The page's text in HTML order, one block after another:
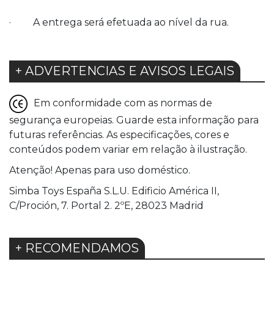
· A entrega será efetuada ao nível da rua.
+ ADVERTENCIAS E AVISOS LEGAIS
Em conformidade com as normas de
segurança europeias. Guarde esta informação para
futuras referências. As especificações, cores e
conteúdos podem variar em relação à ilustração.
Atenção! Apenas para uso doméstico.
Simba Toys España S.L.U. Edificio América II,
C/Proción, 7. Portal 2. 2ºE, 28023 Madrid
+ RECOMENDAMOS